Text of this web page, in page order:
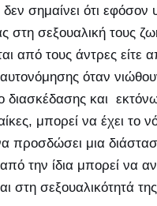
δεν σημαίνει ότι
στη σεξουαλική τους
από τους άντρες είτε
όταν
και
μπορεί να έχει το
προσδώσει μια
την ίδια μπορεί να
στη σεξουαλικότητά